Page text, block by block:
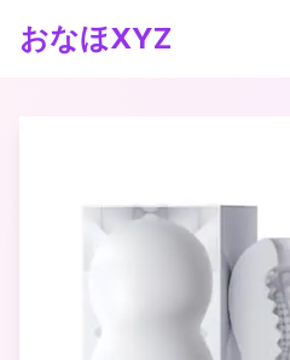
おなほXYZ